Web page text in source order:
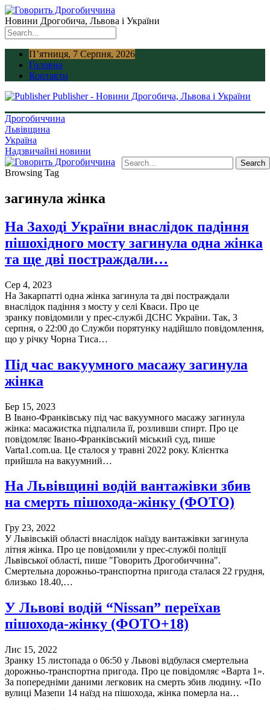
Новини Дрогобича, Львова і України
П’ятниця, 7 Серпня, 2026
Головна
Контакти
Publisher - Новини Дрогобича, Львова і України
Дрогобиччина
Львівщина
Україна
Надзвичайні новини
Browsing Tag
загинула жінка
На Заході України внаслідок падіння
пішохідного мосту загинула одна жінка
та ще дві постраждали…
Сер 4, 2023
На Закарпатті одна жінка загинула та дві постраждали
внаслідок падіння з мосту у селі Кваси. Про це
зранку повідомили у прес-службі ДСНС України. Так, 3
серпня, о 22:00 до Служби порятунку надійшло повідомлення,
що у річку Чорна Тиса…
Під час вакуумного масажу загинула
жінка
Бер 15, 2023
В Івано-Франківську під час вакуумного масажу загинула
жінка: масажистка підпалила її, розливши спирт. Про це
повідомляє Івано-Франківський міський суд, пише
Varta1.com.ua. Це сталося у травні 2022 року. Клієнтка
прийшла на вакуумний…
На Львівщині водій вантажівки збив
на смерть пішохода-жінку (ФОТО)
Гру 23, 2022
У Львівській області внаслідок наїзду вантажівки загинула
літня жінка. Про це повідомили у прес-службі поліції
Львівської області, пише "Говорить Дрогобиччина".
Смертельна дорожньо-транспортна пригода сталася 22 грудня,
близько 18.40,…
У Львові водій “Nissan” переїхав
пішохода-жінку (ФОТО+18)
Лис 15, 2022
Зранку 15 листопада о 06:50 у Львові відбулася смертельна
дорожньо-транспортна пригода. Про це повідомляє «Варта 1».
За попередніми даними легковик на смерть збив людину. «По
вулиці Мазепи 14 наїзд на пішохода, жінка померла на…